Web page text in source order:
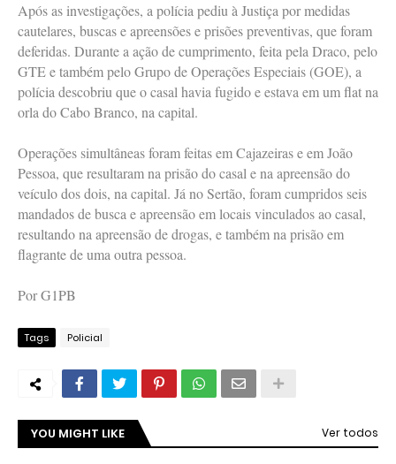
Após as investigações, a polícia pediu à Justiça por medidas
cautelares, buscas e apreensões e prisões preventivas, que foram
deferidas. Durante a ação de cumprimento, feita pela Draco, pelo
GTE e também pelo Grupo de Operações Especiais (GOE), a
polícia descobriu que o casal havia fugido e estava em um flat na
orla do Cabo Branco, na capital.
Operações simultâneas foram feitas em Cajazeiras e em João
Pessoa, que resultaram na prisão do casal e na apreensão do
veículo dos dois, na capital. Já no Sertão, foram cumpridos seis
mandados de busca e apreensão em locais vinculados ao casal,
resultando na apreensão de drogas, e também na prisão em
flagrante de uma outra pessoa.
Por G1PB
Tags Policial
YOU MIGHT LIKE Ver todos